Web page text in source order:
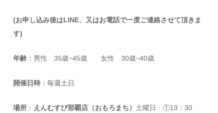
(お申し込み後はLINE、又はお電話で一度ご連絡させて頂きま
す)
年齢 ：男性 35歳~45歳 女性 30歳~40歳
開催日時 ：毎週土日
場所 ： えんむすび那覇店（おもろまち） 土曜日 ①13：30